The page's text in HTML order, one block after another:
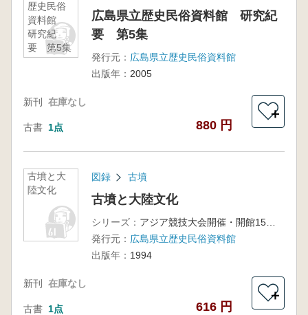
歴史民俗
資料館
研究紀
要 第5集
広島県立歴史民俗資料館 研究紀
要 第5集
発行元： 広島県立歴史民俗資料館
出版年： 2005
新刊 在庫なし
古書 1点 880 円
＋
古墳と大
陸文化
図録 古墳
古墳と大陸文化
シリーズ：
アジア競技大会開催・開館15周年記念特別企画展
発行元： 広島県立歴史民俗資料館
出版年： 1994
新刊 在庫なし
古書 1点 616 円
＋